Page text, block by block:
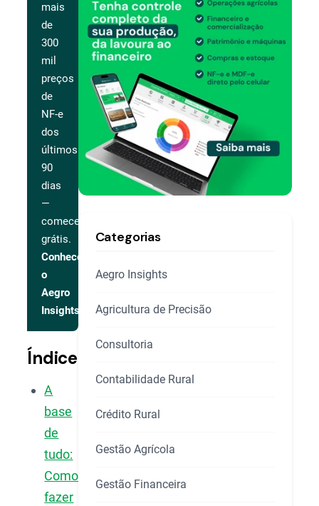
mais
de
300
mil
preços
de
NF-e
dos
últimos
90
dias
—
comece
grátis.
Conhecer
o
Aegro
Insights
Índice
A
base
de
tudo:
Como
fazer
Categorias
Aegro Insights
Agricultura de Precisão
Consultoria
Contabilidade Rural
Crédito Rural
Gestão Agrícola
Gestão Financeira